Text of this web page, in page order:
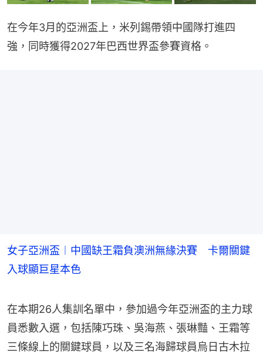
在今年3月的亞洲盃上，米列錫帶領中國隊打進四
強，同時獲得2027年巴西世界盃參賽資格。
女子亞洲盃︱中國缺王霜負澳洲無緣決賽 卡爾關鍵
入球顯巨星本色
在本期26人集訓名單中，參加過今年亞洲盃的主力球
員悉數入選，包括陳巧珠、吳海燕、張琳豔、王霜等
三條線上的關鍵球員，以及三名海歸球員烏日古木拉